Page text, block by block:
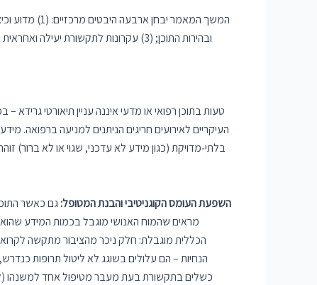
טעות בתוכן רפואי או מדעי איננה עניין תיאורטי
העיקריים לאירועים חריגים הניתנים למניעה ברפואה.
בלתי‐מדויקת (כגון מידע לא עדכני, שגוי או לא ברור)
השפעת העומס הקוגניטיבי והבנת המטופל:גם כאשר
מראים שהמוח האנושי מוגבל בכמות המידע שהוא
הכללית מוגבלת: חלק ניכר מהציבור מתקשה לקרוא
הנחיות – הם עלולים בשוגג לא ליטול תרופות
כשלים בתקשורת בעת מעבר מטיפול אחד למשנהו